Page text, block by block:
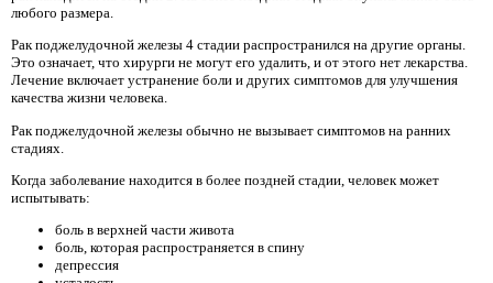
любого размера.
Рак поджелудочной железы 4 стадии распространился на другие органы.
Это означает, что хирурги не могут его удалить, и от этого нет лекарства.
Лечение включает устранение боли и других симптомов для улучшения
качества жизни человека.
Рак поджелудочной железы обычно не вызывает симптомов на ранних
стадиях.
Когда заболевание находится в более поздней стадии, человек может
испытывать:
боль в верхней части живота
боль, которая распространяется в спину
депрессия